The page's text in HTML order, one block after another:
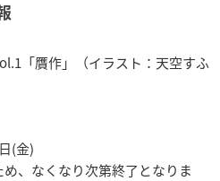
「贋作」（イラスト：天空すふ
(金)
、なくなり次第終了となりま